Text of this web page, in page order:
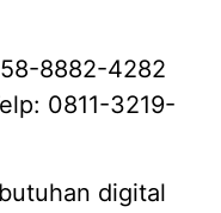
8882-4282
0811-3219-
digital